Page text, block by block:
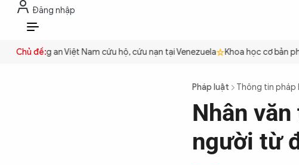
Đăng nhập
VI
Chủ đề:
Công an Việt Nam cứu hộ, cứu nạn tại Venezuela Khoa học cơ bản
Pháp luật Thông tin pháp
Nhân
người từ